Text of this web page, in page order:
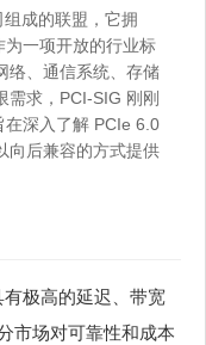
成的联盟，它拥
一项开放的行业标
络、通信系统、存储
需求，PCI-SIG 刚刚
在深入了解 PCIe 6.0
向后兼容的方式提供
极高的延迟、带宽
市场对可靠性和成本